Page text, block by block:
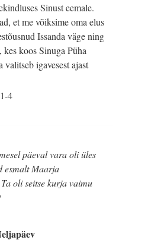
Sinust eemale.
et me võiksime oma elus
Issanda väge ning
koos Sinuga Püha
valitseb igavesest ajast
4
päeval vara oli üles
esmalt Maarja
oli seitse kurja vaimu